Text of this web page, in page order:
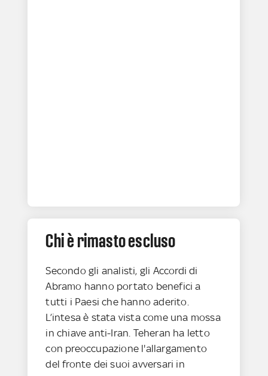
Chi è rimasto escluso
Secondo gli analisti, gli Accordi di
Abramo hanno portato benefici a
tutti i Paesi che hanno aderito.
L’intesa è stata vista come una mossa
in chiave anti-Iran. Teheran ha letto
con preoccupazione l'allargamento
del fronte dei suoi avversari in